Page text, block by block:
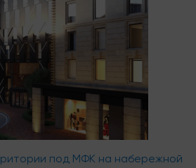
под МФК на набережной